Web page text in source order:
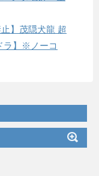
】茂隠犬龍 超
ラ】※ノーコ